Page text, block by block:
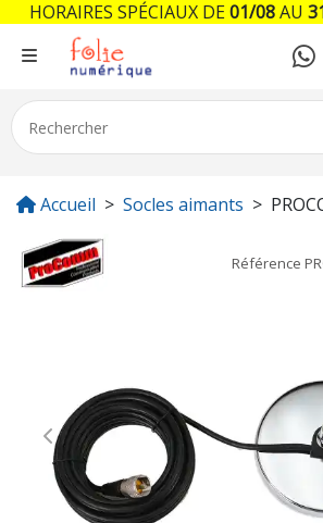
Accueil Socles aimants
Référence
Previous
HORAIRES SPÉCIAUX DE01/08AU